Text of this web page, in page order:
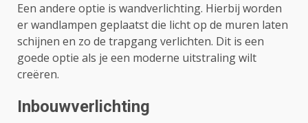
Een andere optie is wandverlichting. Hierbij worden
er wandlampen geplaatst die licht op de muren laten
schijnen en zo de trapgang verlichten. Dit is een
goede optie als je een moderne uitstraling wilt
creëren.
Inbouwverlichting